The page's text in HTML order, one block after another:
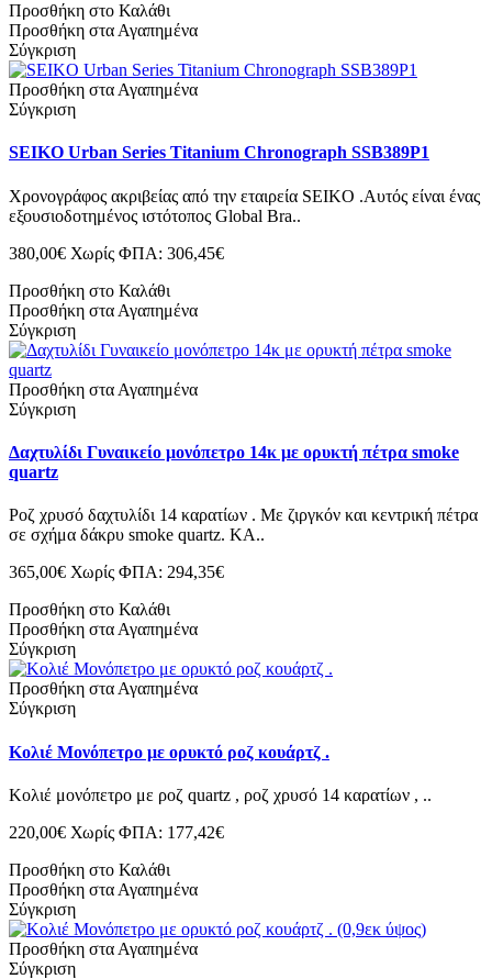
Προσθήκη στο Καλάθι
Προσθήκη στα Αγαπημένα
Σύγκριση
Προσθήκη στα Αγαπημένα
Σύγκριση
SEIKO Urban Series Titanium Chronograph SSB389P1
Χρονογράφος ακριβείας από την εταιρεία SEIKO .Αυτός είναι ένας
εξουσιοδοτημένος ιστότοπος Global Bra..
380,00€ Χωρίς ΦΠΑ: 306,45€
Προσθήκη στο Καλάθι
Προσθήκη στα Αγαπημένα
Σύγκριση
Προσθήκη στα Αγαπημένα
Σύγκριση
Δαχτυλίδι Γυναικείο μονόπετρο 14κ με ορυκτή πέτρα smoke
quartz
Ροζ χρυσό δαχτυλίδι 14 καρατίων . Με ζιργκόν και κεντρική πέτρα
σε σχήμα δάκρυ smoke quartz. ΚΑ..
365,00€ Χωρίς ΦΠΑ: 294,35€
Προσθήκη στο Καλάθι
Προσθήκη στα Αγαπημένα
Σύγκριση
Προσθήκη στα Αγαπημένα
Σύγκριση
Κολιέ Μονόπετρο με ορυκτό ροζ κουάρτζ .
Κολιέ μονόπετρο με ροζ quartz , ροζ χρυσό 14 καρατίων , ..
220,00€ Χωρίς ΦΠΑ: 177,42€
Προσθήκη στο Καλάθι
Προσθήκη στα Αγαπημένα
Σύγκριση
Προσθήκη στα Αγαπημένα
Σύγκριση